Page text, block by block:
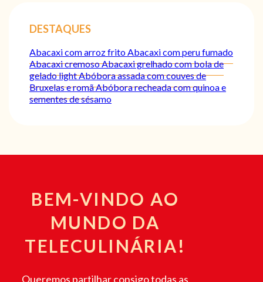
DESTAQUES
Abacaxi com arroz fritoAbacaxi com peru fumado
Abacaxi cremosoAbacaxi grelhado com bola de
gelado lightAbóbora assada com couves de
Bruxelas e romãAbóbora recheada com quinoa e
sementes de sésamo
BEM-VINDO AO
MUNDO DA
TELECULINÁRIA!
Queremos partilhar consigo todas as